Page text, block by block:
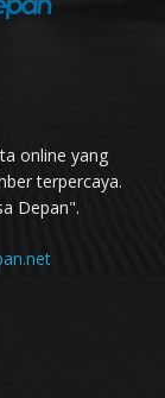
online yang
terpercaya.
Depan".